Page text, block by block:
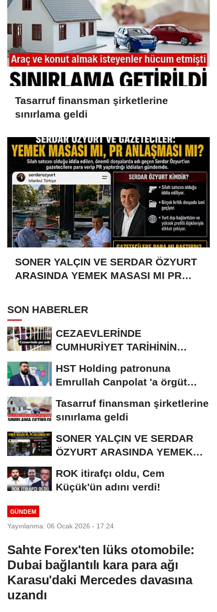
Tasarruf finansman şirketlerine
sınırlama geldi
SONER YALÇIN VE SERDAR ÖZYURT
ARASINDA YEMEK MASASI MI PR
SON HABERLER
CEZAEVLERİNDE
CUMHURİYET TARİHİNİN
KİŞİ...
HST Holding patronuna
Emrullah Canpolat 'a örgüt
Tasarruf finansman şirketlerine
sınırlama geldi
SONER YALÇIN VE SERDAR
ÖZYURT ARASINDA YEMEK
ROK itirafçı oldu, Cem
Küçük'ün adını verdi!
GÜNDEM
Yayınlanma: 06 Ocak 2026 - 17:24
Sahte Forex'ten lüks otomobile:
Dubai bağlantılı kara para ağı
Karasu'daki Mercedes davasına
uzandı